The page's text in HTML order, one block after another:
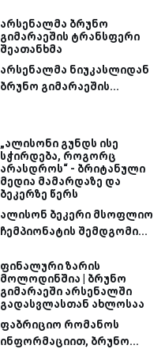
არსენალმა ბრუნო
გიმარაეშის ტრანსფერი
შეათანხმა
არსენალმა ნიუკასლიდან
ბრუნო გიმარაეშის...
„ალისონი გუნდს ისე
სჭირდება, როგორც
არასდროს“ - ბრიტანული
მედია მამარდაზე და
ბეკერზე წერს
ალისონ ბეკერი მსოფლიო
ჩემპიონატის შემდგომი...
ფინალური ზარის
მოლოდინშია | ბრუნო
გიმარაეში არსენალში
გადასვლასთან ახლოსაა
ფაბრიციო რომანოს
ინფორმაციით, ბრუნო...